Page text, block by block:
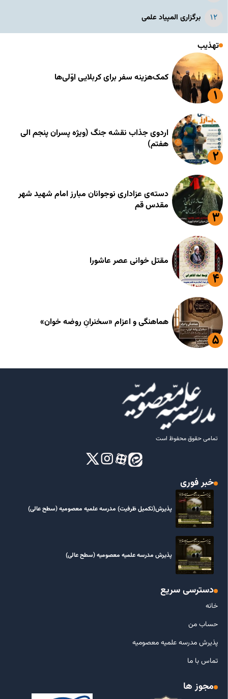
برگزاری المپیاد علمی
تهذیب
کمک‌هزینه سفر برای کربلایی اوّلی‌ها
اردوی جذاب نقشه جنگ (ویژه پسران پنجم الی
هفتم)
دسته‌ی عزاداری نوجوانان مبارز امام شهید شهر
مقدس قم
مقتل خوانی عصر عاشورا
هماهنگی و اعزام «سخنرانِ روضه خوان»
تمامی حقوق محفوظ است
خبر فوری
پذیرش(تکمیل ظرفیت) مدرسه علمیه معصومیه‌ (سطح عالی)
پذیرش مدرسه علمیه معصومیه‌ (سطح عالی)
دسترسی سریع
خانه
حساب من
پذیرش مدرسه علمیه معصومیه
تماس با ما
مجوز ها